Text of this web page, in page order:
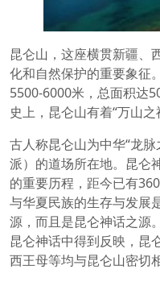
昆仑山，这座横贯新疆、
化和自然保护的重要象征
5500-6000米，总面积达
史上，昆仑山有着“万山之
古人称昆仑山为中华“龙
派）的道场所在地。昆仑
的重要历程，距今已有
与华夏民族的生存与发展
源，而且是昆仑神话之源
昆仑神话中得到反映，昆
西王母等均与昆仑山密切相